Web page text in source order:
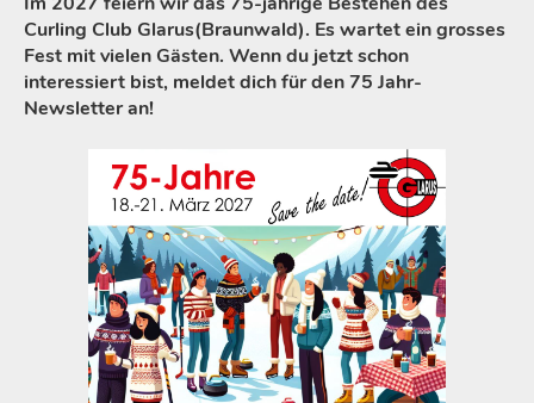
Curling Club Glarus(Braunwald). Es wartet ein grosses
Fest mit vielen Gästen. Wenn du jetzt schon
interessiert bist, meldet dich für den 75 Jahr-
Newsletter an!